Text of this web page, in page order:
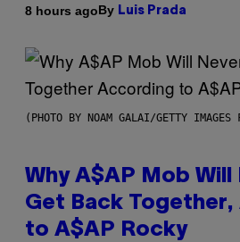
8 hours agoBy Luis Prada
(PHOTO BY NOAM GALAI/GETTY
Why A$AP Mob Will
Get Back
to A$AP Rocky